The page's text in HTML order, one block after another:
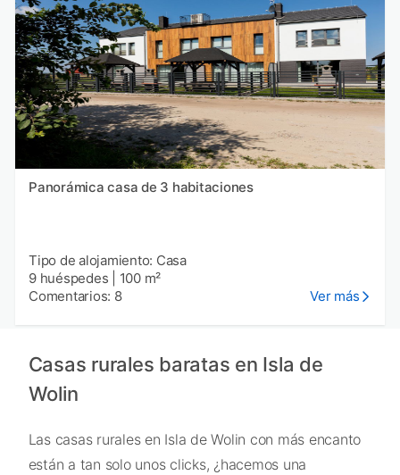
Panorámica casa de 3 habitaciones
Tipo de alojamiento: Casa
9 huéspedes
100 m²
Comentarios: 8
Ver más
Casas rurales baratas en Isla de
Wolin
Las casas rurales en Isla de Wolin con más encanto
están a tan solo unos clicks, ¿hacemos una